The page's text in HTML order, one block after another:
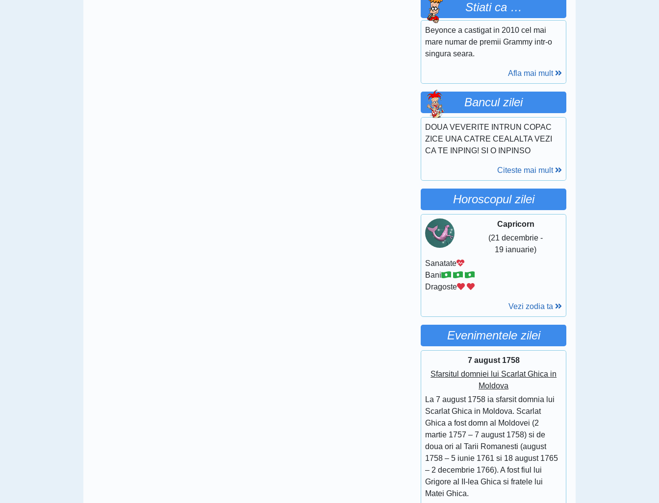
Stiati ca …
Beyonce a castigat in 2010 cel mai
mare numar de premii Grammy intr-o
singura seara.
Afla mai mult
Bancul zilei
DOUA VEVERITE INTRUN COPAC
ZICE UNA CATRE CEALALTA VEZI
CA TE INPING! SI O INPINSO
Citeste mai mult
Horoscopul zilei
Capricorn
(21 decembrie -
19 ianuarie)
Sanatate
Bani
Dragoste
Vezi zodia ta
Evenimentele zilei
7 august 1758
Sfarsitul domniei lui Scarlat Ghica in
Moldova
La 7 august 1758 ia sfarsit domnia lui
Scarlat Ghica in Moldova. Scarlat
Ghica a fost domn al Moldovei (2
martie 1757 – 7 august 1758) si de
doua ori al Tarii Romanesti (august
1758 – 5 iunie 1761 si 18 august 1765
– 2 decembrie 1766). A fost fiul lui
Grigore al II-lea Ghica si fratele lui
Matei Ghica.